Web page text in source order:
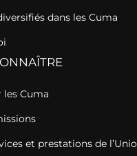
dans les Cuma
Cuma
et prestations de